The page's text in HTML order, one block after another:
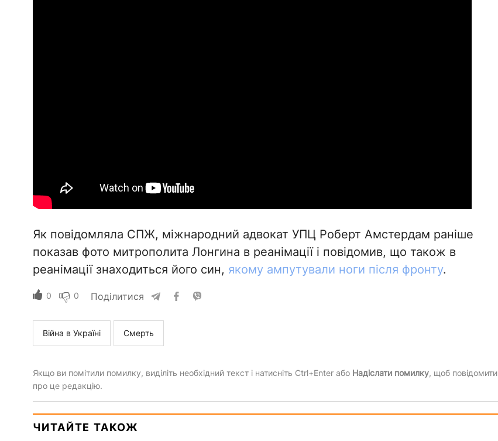
Як повідомляла СПЖ, міжнародний адвокат УПЦ Роберт Амстердам раніше
показав фото митрополита Лонгина в реанімації і повідомив, що також в
реанімації знаходиться його син, якому ампутували ноги після фронту.
0 0 Поділитися
Війна в Україні Смерть
Якщо ви помітили помилку, виділіть необхідний текст і натисніть Ctrl+Enter або Надіслати помилку, щоб повідомити
про це редакцію.
ЧИТАЙТЕ ТАКОЖ